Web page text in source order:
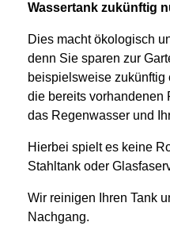
Wassertank zukünftig
Dies macht ökologisch
denn Sie sparen zur
beispielsweise zukünftig
die bereits vorhandenen
das Regenwasser und
Hierbei spielt es keine
Stahltank oder
Wir reinigen Ihren Tank
Nachgang.